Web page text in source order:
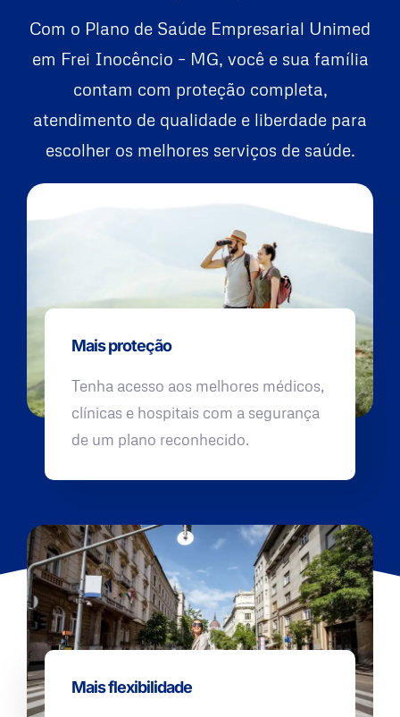
Com o Plano de Saúde Empresarial Unimed
em Frei Inocêncio – MG, você e sua família
contam com proteção completa,
atendimento de qualidade e liberdade para
escolher os melhores serviços de saúde.
Mais proteção
Tenha acesso aos melhores médicos,
clínicas e hospitais com a segurança
de um plano reconhecido.
Mais flexibilidade